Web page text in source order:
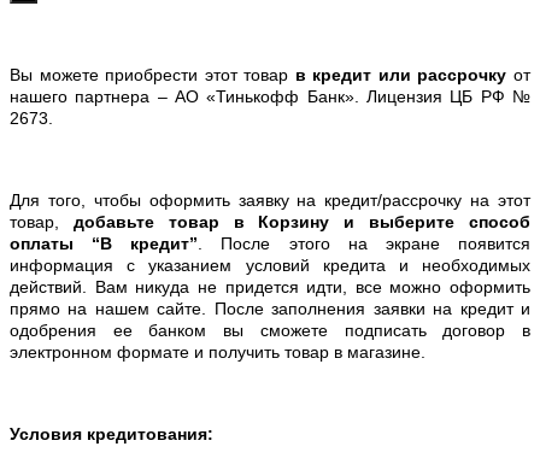
Вы можете приобрести этот товар в кредит или рассрочку от
нашего партнера – АО «Тинькофф Банк». Лицензия ЦБ РФ №
2673.
Для того, чтобы оформить заявку на кредит/рассрочку на этот
товар, добавьте товар в Корзину и выберите способ
оплаты “В кредит” . После этого на экране появится
информация с указанием условий кредита и необходимых
действий. Вам никуда не придется идти, все можно оформить
прямо на нашем сайте. После заполнения заявки на кредит и
одобрения ее банком вы сможете подписать договор в
электронном формате и получить товар в магазине.
Условия кредитования: